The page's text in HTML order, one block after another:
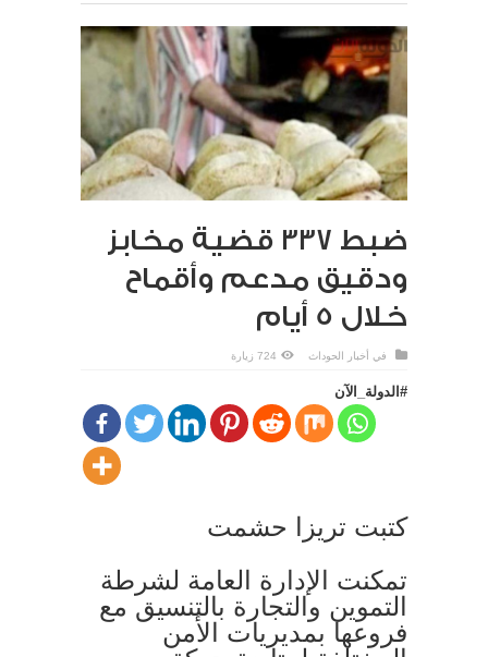
ضبط 337 قضية مخابز
ودقيق مدعم وأقماح
خلال 5 أيام
في أخبار الحوداث 724 زيارة
#الدولة_الآن
كتبت تريزا حشمت
تمكنت الإدارة العامة لشرطة
التموين والتجارة بالتنسيق مع
فروعها بمديريات الأمن